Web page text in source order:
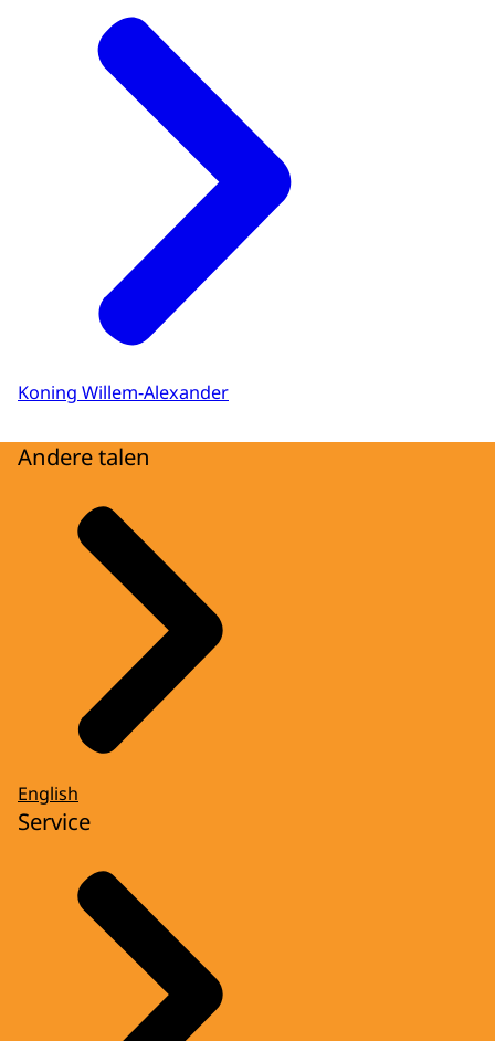
Koning Willem-Alexander
Andere talen
English
Service